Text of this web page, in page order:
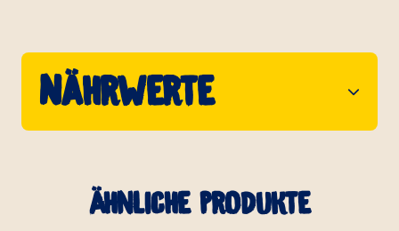
Nährwerte
Ähnliche Produkte